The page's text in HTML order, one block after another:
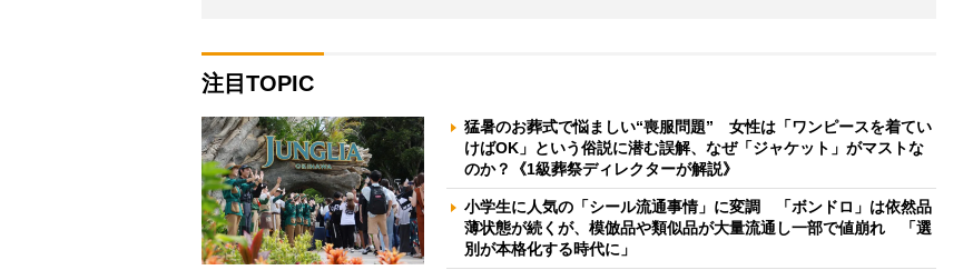
注目TOPIC
猛暑のお葬式で悩ましい“喪服問題” 女性は「ワンピースを着てい
けばOK」という俗説に潜む誤解、なぜ「ジャケット」がマストな
のか？《1級葬祭ディレクターが解説》
小学生に人気の「シール流通事情」に変調 「ボンドロ」は依然品
薄状態が続くが、模倣品や類似品が大量流通し一部で値崩れ 「選
別が本格化する時代に」